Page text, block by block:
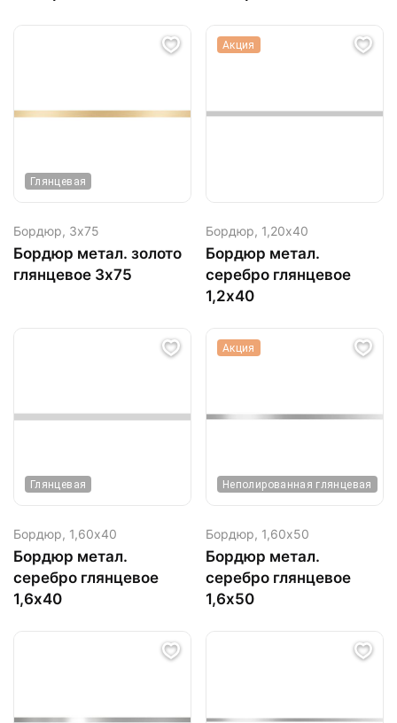
Глянцевая
Бордюр, 3х75
Бордюр метал. золото
глянцевое 3х75
Акция
Бордюр, 1,20х40
Бордюр метал.
серебро глянцевое
1,2х40
Глянцевая
Бордюр, 1,60х40
Бордюр метал.
серебро глянцевое
1,6х40
Акция
Неполированная глянцевая
Бордюр, 1,60х50
Бордюр метал.
серебро глянцевое
1,6х50